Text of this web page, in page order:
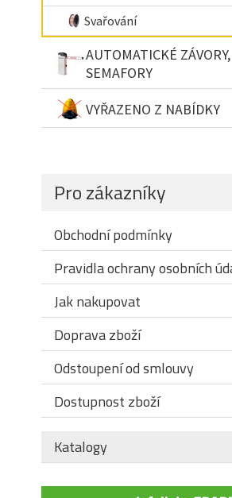
Svařování
AUTOMATICKÉ ZÁVORY,
SEMAFORY
VYŘAZENO Z NABÍDKY
Pro zákazníky
Obchodní podmínky
Pravidla ochrany osobních
Jak nakupovat
Doprava zboží
Odstoupení od smlouvy
Dostupnost zboží
Katalogy